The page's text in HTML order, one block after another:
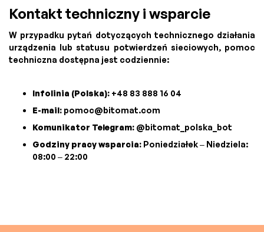
Kontakt techniczny i wsparcie
W przypadku pytań dotyczących technicznego działania
urządzenia lub statusu potwierdzeń sieciowych, pomoc
techniczna dostępna jest codziennie:
Infolinia (Polska): +48 83 888 16 04
E-mail: pomoc@bitomat.com
Komunikator Telegram: @bitomat_polska_bot
Godziny pracy wsparcia: Poniedziałek – Niedziela:
08:00 – 22:00